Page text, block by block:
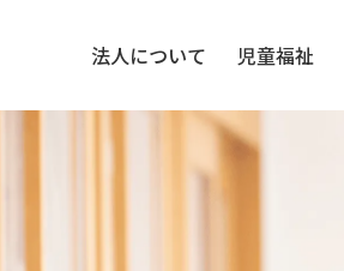
法人について 児童福祉